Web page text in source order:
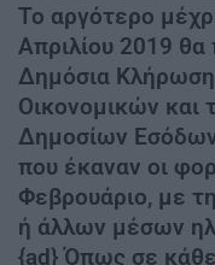
Το αργότερο
Απριλίου 2019
Δημόσια
Οικονομικών και
Δημοσίων
που έκαναν οι
Φεβρουάριο, με
ή άλλων μέσων
{ad} Όπως σε